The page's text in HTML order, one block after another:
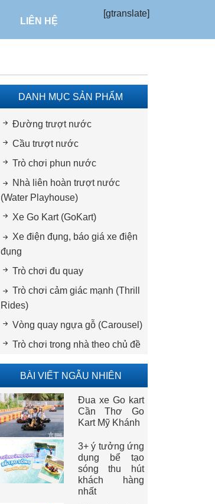
LIÊN HỆ
[gtranslate]
DANH MỤC SẢN PHẨM
Đường trượt nước
Cầu trượt nước
Trò chơi phun nước
Nhà liên hoàn trượt nước
(Water Playhouse)
Xe Go Kart (GoKart)
Xe điện đụng, báo giá xe điện
đụng
Trò chơi đu quay
Trò chơi cảm giác mạnh (Thrill
Rides)
Vòng quay ngựa gỗ (Carousel)
Trò chơi trong nhà theo chủ đề
BÀI VIẾT NGẪU NHIÊN
Đua xe Go kart
Cần Thơ Go
Kart Mỹ Khánh
3+ ý tưởng ứng
dụng bể tạo
sóng thu hút
khách hàng
nhất